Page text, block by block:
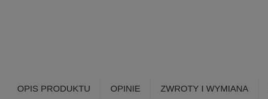
OPIS PRODUKTU OPINIE ZWROTY I WYMIANA